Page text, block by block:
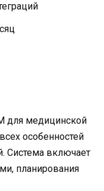
для медицинской
особенностей
Система включает
планирования